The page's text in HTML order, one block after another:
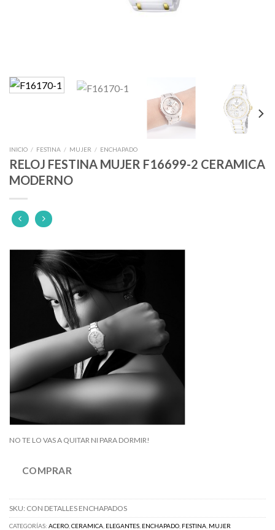
INICIO / FESTINA / MUJER / ENCHAPADO
RELOJ FESTINA MUJER F16699-2 CERAMICA
MODERNO
NO TE LO VAS A QUITAR NI PARA DORMIR!
COMPRAR
SKU: CON DETALLES ENCHAPADOS
CATEGORÍAS: ACERO CERAMICA ELEGANTES ENCHAPADO FESTINA MUJER